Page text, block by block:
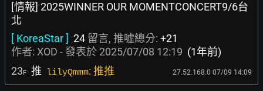
[情報] 2025WINNER OUR MOMENTCONCERT9/6台
北
[ KoreaStar ] 24 留言, 推噓總分: +21
作者: XOD - 發表於 2025/07/08 12:19 (1年前)
23F 推 lilyQmmm: 推推 27.52.168.0 07/09 14:09